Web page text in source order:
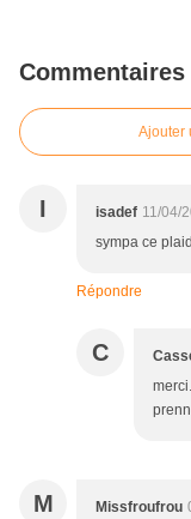
Commentaires
Ajouter
I isadef 11/04/
sympa ce plaid
Répondre
C
M Missfroufrou